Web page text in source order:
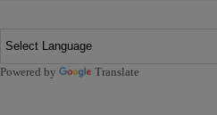
Powered by Translate